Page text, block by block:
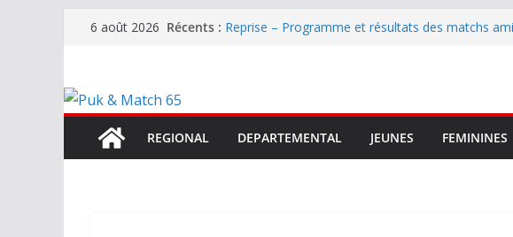
Passer6 août 2026 Récents : Reprise – Programme et résultats des matchs
terrain d’expression au HOFC
REGIONAL
DEPARTEMENTAL JEUNES FEMININES